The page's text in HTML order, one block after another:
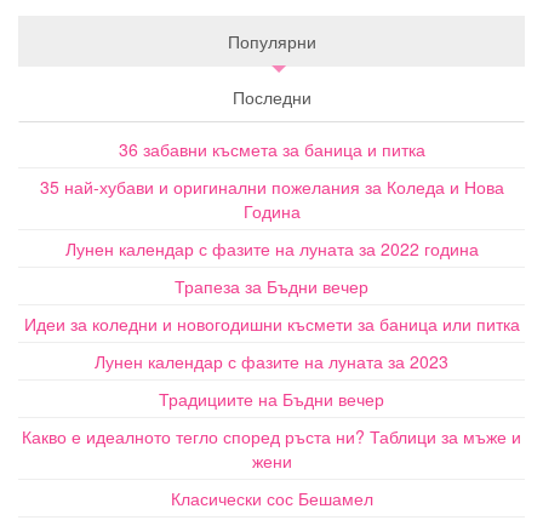
Популярни
Последни
36 забавни късмета за баница и питка
35 най-хубави и оригинални пожелания за Коледа и Нова
Година
Лунен календар с фазите на луната за 2022 година
Трапеза за Бъдни вечер
Идеи за коледни и новогодишни късмети за баница или питка
Лунен календар с фазите на луната за 2023
Традициите на Бъдни вечер
Какво е идеалното тегло според ръста ни? Таблици за мъже и
жени
Класически сос Бешамел